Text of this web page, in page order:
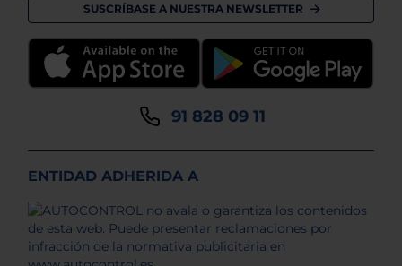
SUSCRÍBASE A NUESTRA NEWSLETTER
91 828 09 11
ENTIDAD ADHERIDA A